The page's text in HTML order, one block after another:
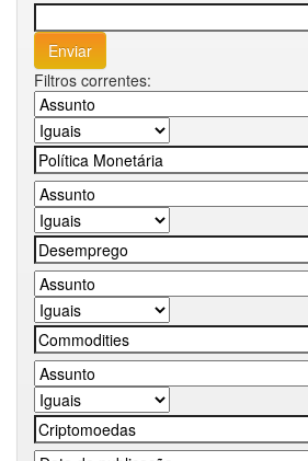
Filtros correntes: